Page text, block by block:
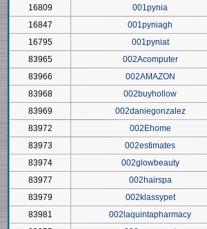
16809
001pynia
16847
001pyniagh
16795
001pyniat
83965
002Acomputer
83966
002AMAZON
83968
002buyhollow
83969
002daniegonzalez
83972
002Ehome
83973
002estimates
83974
002glowbeauty
83977
002hairspa
83979
002klassypet
83981
002laquintapharmacy